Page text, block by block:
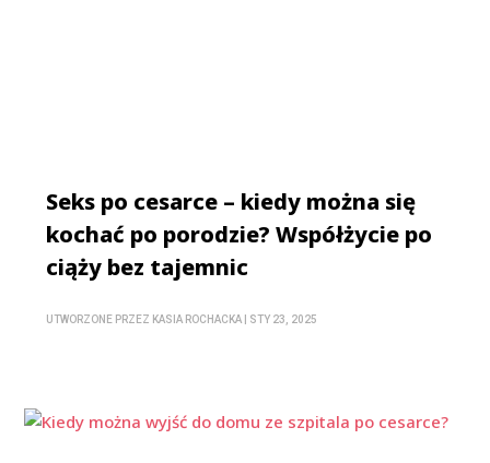
Seks po cesarce – kiedy można się
kochać po porodzie? Współżycie po
ciąży bez tajemnic
UTWORZONE PRZEZ KASIA ROCHACKA STY 23, 2025